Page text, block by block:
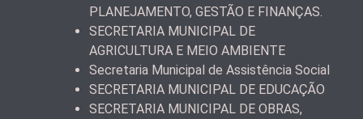
PLANEJAMENTO, GESTÃO E FINANÇAS.
SECRETARIA MUNICIPAL DE
AGRICULTURA E MEIO AMBIENTE
Secretaria Municipal de Assistência Social
SECRETARIA MUNICIPAL DE EDUCAÇÃO
SECRETARIA MUNICIPAL DE OBRAS,